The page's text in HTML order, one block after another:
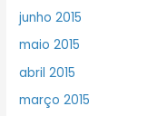
junho 2015
maio 2015
abril 2015
março 2015